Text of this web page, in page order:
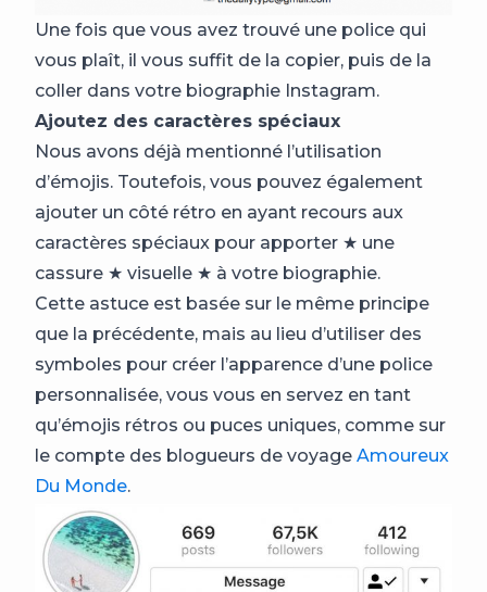
Une fois que vous avez trouvé une police qui
vous plaît, il vous suffit de la copier, puis de la
coller dans votre biographie Instagram.
Ajoutez des caractères spéciaux
Nous avons déjà mentionné l’utilisation
d’émojis. Toutefois, vous pouvez également
ajouter un côté rétro en ayant recours aux
caractères spéciaux pour apporter ★ une
cassure ★ visuelle ★ à votre biographie.
Cette astuce est basée sur le même principe
que la précédente, mais au lieu d’utiliser des
symboles pour créer l’apparence d’une police
personnalisée, vous vous en servez en tant
qu’émojis rétros ou puces uniques, comme sur
le compte des blogueurs de voyage Amoureux
Du Monde.